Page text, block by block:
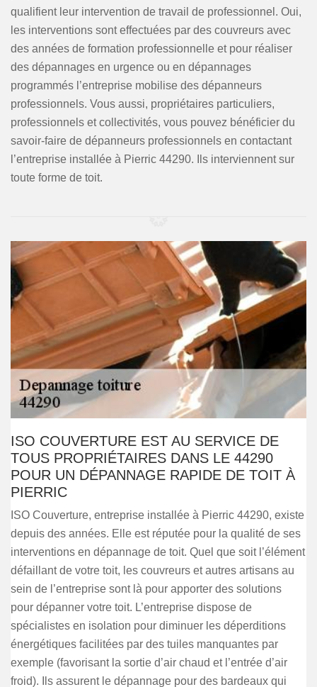
qualifient leur intervention de travail de professionnel. Oui,
les interventions sont effectuées par des couvreurs avec
des années de formation professionnelle et pour réaliser
des dépannages en urgence ou en dépannages
programmés l’entreprise mobilise des dépanneurs
professionnels. Vous aussi, propriétaires particuliers,
professionnels et collectivités, vous pouvez bénéficier du
savoir-faire de dépanneurs professionnels en contactant
l’entreprise installée à Pierric 44290. Ils interviennent sur
toute forme de toit.
ISO COUVERTURE EST AU SERVICE DE
TOUS PROPRIÉTAIRES DANS LE 44290
POUR UN DÉPANNAGE RAPIDE DE TOIT À
PIERRIC
ISO Couverture, entreprise installée à Pierric 44290, existe
depuis des années. Elle est réputée pour la qualité de ses
interventions en dépannage de toit. Quel que soit l’élément
défaillant de votre toit, les couvreurs et autres artisans au
sein de l’entreprise sont là pour apporter des solutions
pour dépanner votre toit. L’entreprise dispose de
spécialistes en isolation pour diminuer les déperditions
énergétiques facilitées par des tuiles manquantes par
exemple (favorisant la sortie d’air chaud et l’entrée d’air
froid). Ils assurent le dépannage pour des bardeaux qui